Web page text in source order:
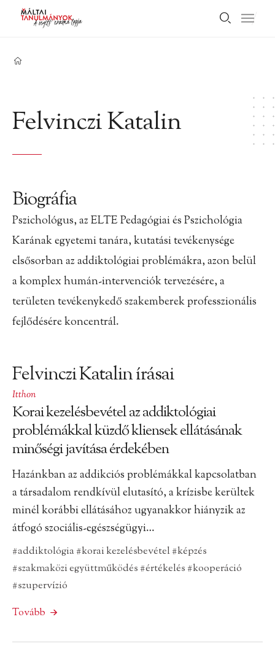
Felvinczi Katalin
Biográfia
Pszichológus, az ELTE Pedagógiai és Pszichológia
Karának egyetemi tanára, kutatási tevékenysége
elsősorban az addiktológiai problémákra, azon belül
a komplex humán-intervenciók tervezésére, a
területen tevékenykedő szakemberek professzionális
fejlődésére koncentrál.
Felvinczi Katalin írásai
Itthon
Korai kezelésbevétel az addiktológiai
problémákkal küzdő kliensek ellátásának
minőségi javítása érdekében
Hazánkban az addikciós problémákkal kapcsolatban
a társadalom rendkívül elutasító, a krízisbe kerültek
minél korábbi ellátásához ugyanakkor hiányzik az
átfogó szociális-egészségügyi…
#addiktológia #korai kezelésbevétel#képzés
#szakmaközi együttműködés #értékelés #kooperáció
#szupervízió
Tovább